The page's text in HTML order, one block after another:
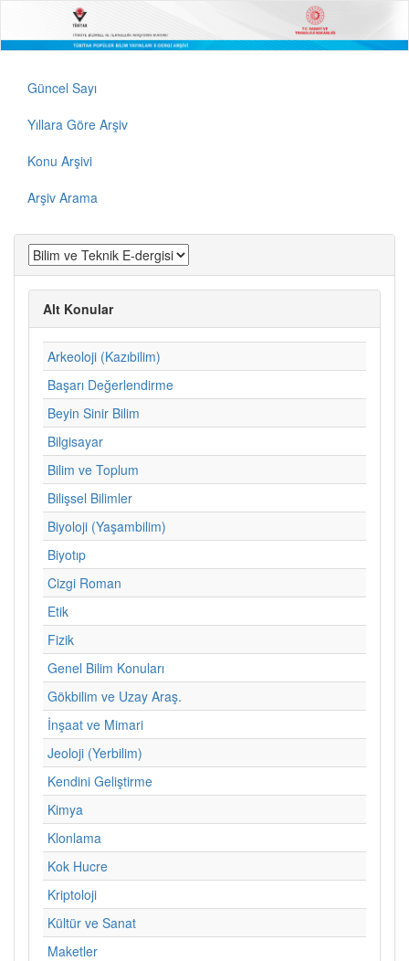
Güncel Sayı
Yıllara Göre Arşiv
Konu Arşivi
Arşiv Arama
Alt Konular
Arkeoloji (Kazıbilim)
Başarı Değerlendirme
Beyin Sinir Bilim
Bilgisayar
Bilim ve Toplum
Bilişsel Bilimler
Biyoloji (Yaşambilim)
Biyotıp
Cizgi Roman
Etik
Fizik
Genel Bilim Konuları
Gökbilim ve Uzay Araş.
İnşaat ve Mimari
Jeoloji (Yerbilim)
Kendini Geliştirme
Kimya
Klonlama
Kok Hucre
Kriptoloji
Kültür ve Sanat
Maketler